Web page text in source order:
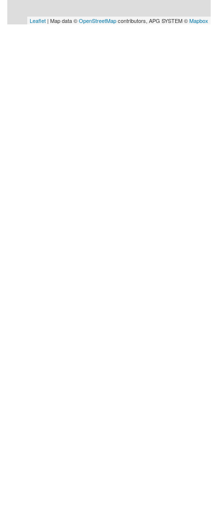
Leaflet | Map data ©OpenStreetMapcontributors, APG SYSTEM ©Mapbox